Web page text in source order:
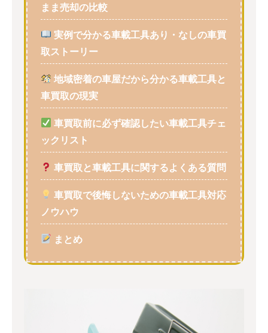
まま売却の比較
実例で分かる車載工具あり・なしの車買
取ストーリー
地域密着の車屋だから分かる車載工具と
車買取の現実
車買取前に必ず確認したい車載工具チェ
ックリスト
車買取と車載工具に関するよくある質問
車買取で後悔しないための車載工具対応
ノウハウ
まとめ